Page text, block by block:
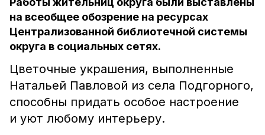
на всеобщее обозрение на ресурсах
Централизованной библиотечной системы
округа в социальных сетях.
Цветочные украшения, выполненные
Натальей Павловой из села Подгорного,
способны придать особое настроение
и уют любому интерьеру.